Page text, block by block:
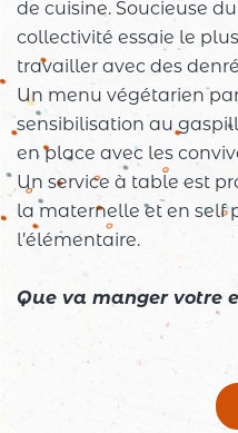
de cuisine. Soucieuse
collectivité essaie le
travailler avec des
Un menu végétarien
sensibilisation au
en place avec les
Un service à table est
la maternelle et en self
l’élémentaire.
Que va manger votre